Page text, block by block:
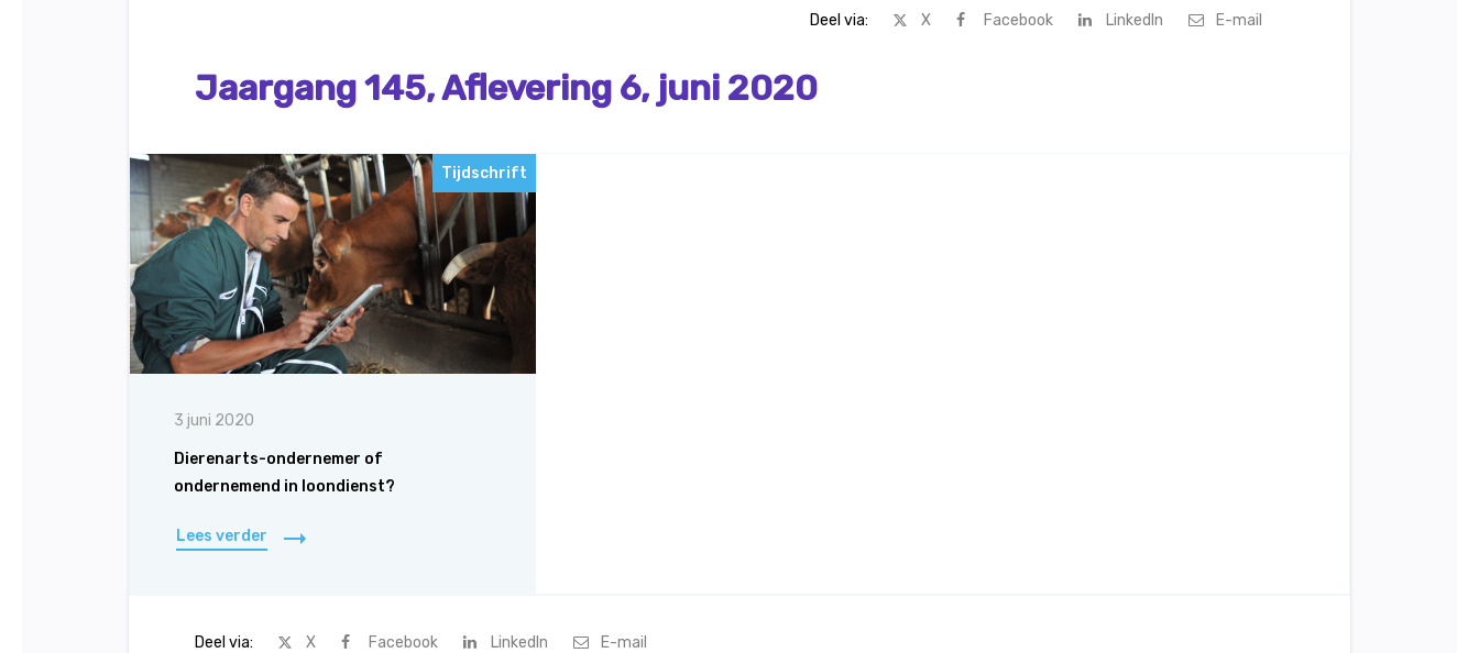
Deel via: X Facebook LinkedIn E-mail
Jaargang 145, Aflevering 6, juni 2020
Tijdschrift
3 juni 2020
Dierenarts-ondernemer of
ondernemend in loondienst?
Lees verder
Deel via: X Facebook LinkedIn E-mail